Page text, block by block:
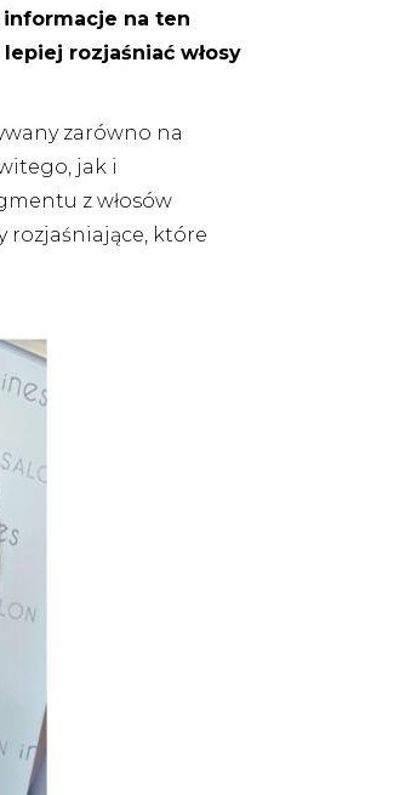
informacje na ten
rozjaśniać włosy
zarówno na
jak i
z włosów
rozjaśniające, które